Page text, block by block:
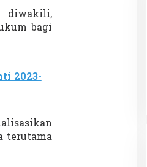
diwakili,
bagi
2023-
terutama
Opini, SOROTAN